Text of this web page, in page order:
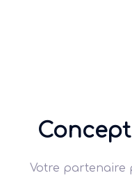
Votre partenaire